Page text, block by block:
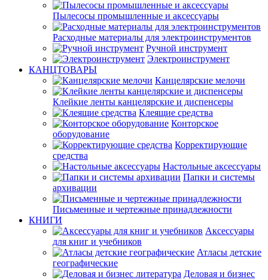
Пылесосы промышленные и аксессуары
Расходные материалы для электроинструментов
Ручной инструмент
Электроинструмент
КАНЦТОВАРЫ
Канцелярские мелочи
Клейкие ленты канцелярские и диспенсеры
Клеящие средства
Конторское
оборудование
Корректирующие
средства
Настольные аксессуары
Папки и системы
архивации
Письменные и чертежные принадлежности
КНИГИ
Аксессуары
для книг и учебников
Атласы детские
географические
Деловая и бизнес